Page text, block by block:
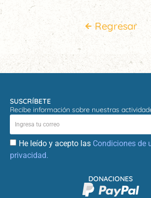
Regresar
SUSCRÍBETE
Recibe información sobre nuestras
He leído y acepto las Condiciones de
privacidad.
DONACIONES